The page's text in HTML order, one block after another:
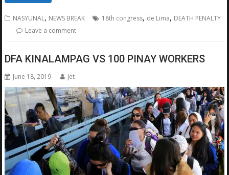
NASYUNAL, NEWS BREAK 18th congress, de Lima, DEATH PENALTY
Leave a comment
DFA KINALAMPAG VS 100 PINAY WORKERS
June 18, 2019 Jet